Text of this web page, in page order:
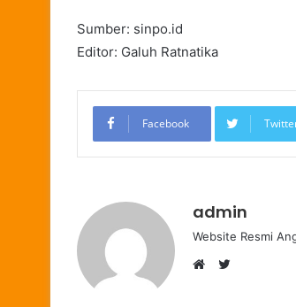
Sumber: sinpo.id
Editor: Galuh Ratnatika
Facebook
admin
Website Resmi